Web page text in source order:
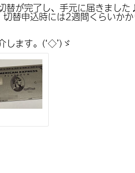
替が完了し、手元に届きました
替申込時には2週間くらいか
します。(‘◇’)ゞ